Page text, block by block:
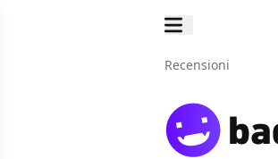
Recensioni